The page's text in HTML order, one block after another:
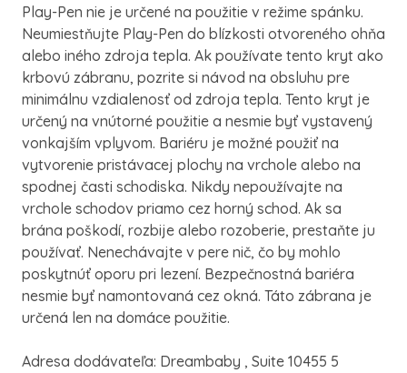
Play-Pen nie je určené na použitie v režime spánku.
Neumiestňujte Play-Pen do blízkosti otvoreného ohňa
alebo iného zdroja tepla. Ak používate tento kryt ako
krbovú zábranu, pozrite si návod na obsluhu pre
minimálnu vzdialenosť od zdroja tepla. Tento kryt je
určený na vnútorné použitie a nesmie byť vystavený
vonkajším vplyvom. Bariéru je možné použiť na
vytvorenie pristávacej plochy na vrchole alebo na
spodnej časti schodiska. Nikdy nepoužívajte na
vrchole schodov priamo cez horný schod. Ak sa
brána poškodí, rozbije alebo rozoberie, prestaňte ju
používať. Nenechávajte v pere nič, čo by mohlo
poskytnúť oporu pri lezení. Bezpečnostná bariéra
nesmie byť namontovaná cez okná. Táto zábrana je
určená len na domáce použitie.
Adresa dodávateľa: Dreambaby , Suite 10455 5